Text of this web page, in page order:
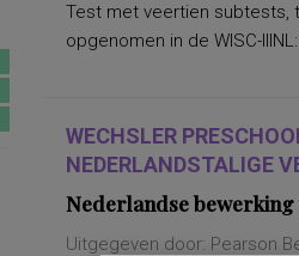
Test met veertien subtests,
opgenomen in de WISC-IIINL:
WECHSLER
NEDERLANDSTALIGE
Nederlandse bewerking
Uitgegeven door: Pearson